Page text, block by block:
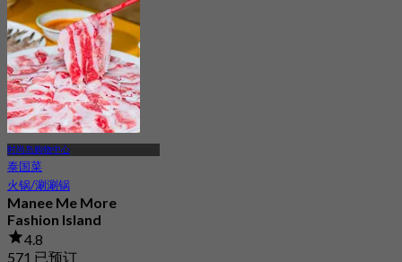
时尚岛购物中心
泰国菜
火锅/涮涮锅
Manee Me More
Fashion Island
4.8
571 已预订